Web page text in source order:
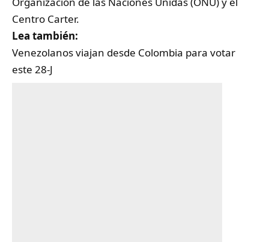
Centro Carter.
Lea también:
Venezolanos viajan desde Colombia para votar
este 28-J